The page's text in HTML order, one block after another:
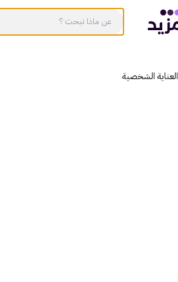
العناية الشخصية